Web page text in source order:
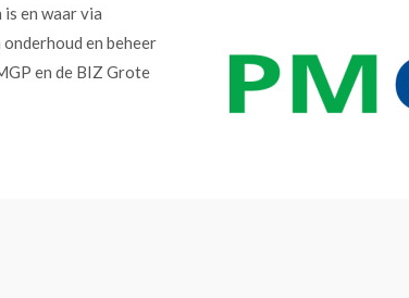
en waar via
en beheer
en de BIZ Grote